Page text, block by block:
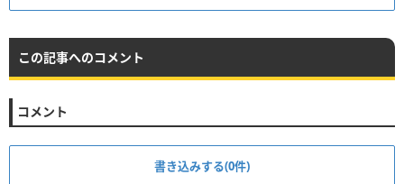
この記事へのコメント
コメント
書き込みする(0件)